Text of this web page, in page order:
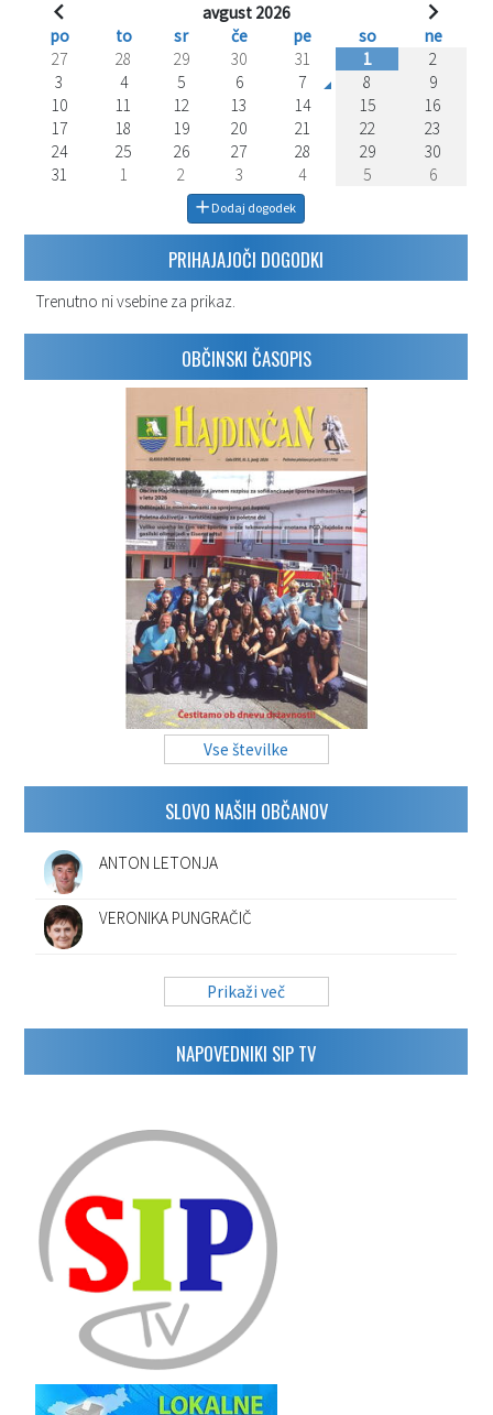
avgust 2026
po
to sr če pe so
ne
27
28 29 30 31 1
2
3
4 5 6 7 8
9
10
11 12 13 14 15
16
17
18 19 20 21 22
23
24
25 26 27 28 29
30
31
1 2 3 4 5 6
Dodaj dogodek
PRIHAJAJOČI DOGODKI
Trenutno ni vsebine za prikaz.
OBČINSKI ČASOPIS
Vse številke
SLOVO NAŠIH OBČANOV
ANTON LETONJA
VERONIKA PUNGRAČIČ
Prikaži več
NAPOVEDNIKI SIP TV